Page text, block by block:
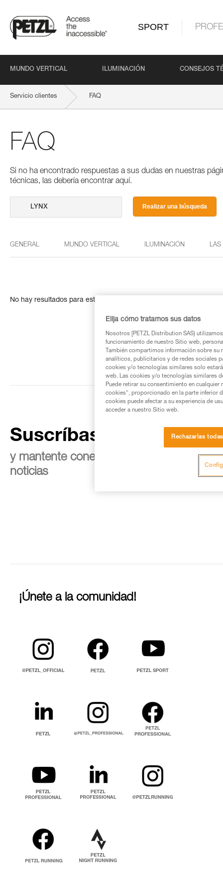
SPORT
MUNDO VERTICAL ILUMINACIÓN CONSEJOS
Servicio clientes FAQ
FAQ
Si no ha encontrado respuestas a sus dudas en nuestras
técnicas, las debería encontrar aquí.
Realizar una búsqueda
GENERAL MUNDO VERTICAL ILUMINACIÓN LAS
No hay resultados para esta búsqueda
Suscríbase al boletín
y mantente conectado con nuestras
noticias
¡Únete a la comunidad!
Elija cómo tratamos sus datos
Nosotros [PETZL Distribution SAS)
funcionamiento de nuestro Sitio web,
También compartimos información sobre
analíticos, publicitarios y de redes sociales
cookies y/o tecnologías similares solo
web. Las cookies y/o tecnologías similares
Puede retirar su consentimiento en
cookies", proporcionado en la parte inferior
cookies puede afectar a su experiencia de
acceder a nuestro Sitio web.
Rechazarlas